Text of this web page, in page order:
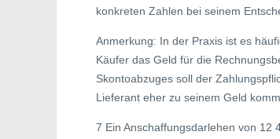
konkreten Zahlen bei seinem
Anmerkung: In der Praxis ist es
Käufer das Geld für die
Skontoabzuges soll der
Lieferant eher zu seinem Geld
7 Ein Anschaffungsdarlehen von 12